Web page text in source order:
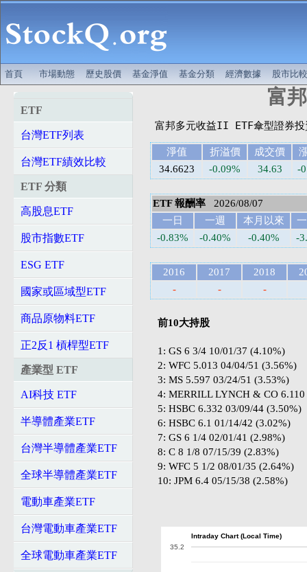
首頁 市場動態 歷史股價 基金淨值 基金分類 經濟數據 股市比較
ETF
台灣ETF列表
台灣ETF績效比較
ETF 分類
高股息ETF
股市指數ETF
ESG ETF
國家或區域型ETF
商品原物料ETF
正2反1 槓桿型ETF
產業型 ETF
AI科技 ETF
半導體產業ETF
台灣半導體產業ETF
全球半導體產業ETF
電動車產業ETF
台灣電動車產業ETF
全球電動車產業ETF
富
淨值 折溢價 成交價
34.6623
-0.09% 34.63 -
ETF 報酬率 2026/08/07
一日
一週 本月以來
-0.83%
-0.40% -0.40% -
2016 2017 2018
-
- -
前10大持股
1: GS 6 3/4 10/01/37 (4.10%)
2: WFC 5.013 04/04/51 (3.56%)
3: MS 5.597 03/24/51 (3.53%)
4: MERRILL LYNCH & CO
5: HSBC 6.332 03/09/44 (3.50%)
6: HSBC 6.1 01/14/42 (3.02%)
7: GS 6 1/4 02/01/41 (2.98%)
8: C 8 1/8 07/15/39 (2.83%)
9: WFC 5 1/2 08/01/35 (2.64%)
10: JPM 6.4 05/15/38 (2.58%)
Intraday Chart (Local Time)
35.2